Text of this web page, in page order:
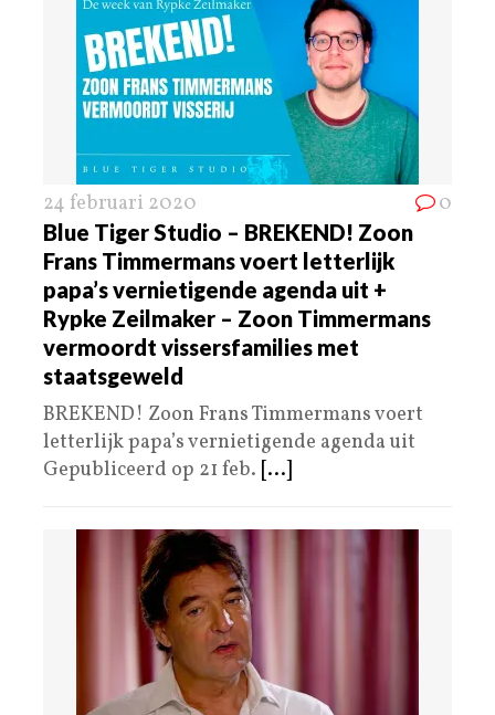
24 februari 2020 0
Blue Tiger Studio – BREKEND! Zoon
Frans Timmermans voert letterlijk
papa’s vernietigende agenda uit +
Rypke Zeilmaker – Zoon Timmermans
vermoordt vissersfamilies met
staatsgeweld
BREKEND! Zoon Frans Timmermans voert
letterlijk papa’s vernietigende agenda uit
Gepubliceerd op 21 feb. [...]